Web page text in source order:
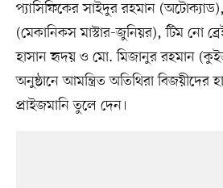
প্যাসিফিকের সাইদুর রহমান
(মেকানিকস মাস্টার-জুনিয়র), টিম নো
হাসান হৃদয় ও মো. মিজানুর রহমান
অনুষ্ঠানে আমন্ত্রিত অতিথিরা বিজয়ীদের
প্রাইজমানি তুলে দেন।